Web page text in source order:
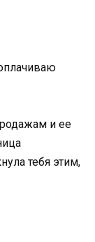
и ее
тебя этим,